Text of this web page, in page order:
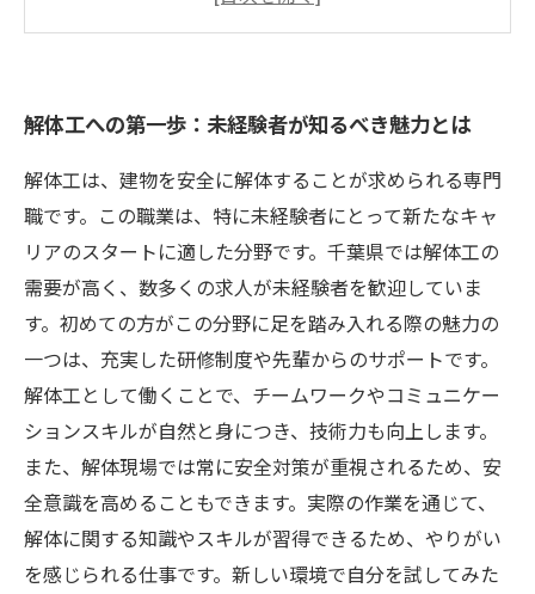
仲間と共に成長する現場：解体工のチームワー
スキル
未経験からプロへ：解体工としてのキャリアパ
スを考える
解体の世界へ飛び込もう：あなたの挑戦が待っ
ている！
解体工への第一歩：未経験者が知るべき魅力とは
解体工は、建物を安全に解体することが求められる専門
職です。この職業は、特に未経験者にとって新たなキャ
リアのスタートに適した分野です。千葉県では解体工の
需要が高く、数多くの求人が未経験者を歓迎していま
す。初めての方がこの分野に足を踏み入れる際の魅力の
一つは、充実した研修制度や先輩からのサポートです。
解体工として働くことで、チームワークやコミュニケー
ションスキルが自然と身につき、技術力も向上します。
また、解体現場では常に安全対策が重視されるため、安
全意識を高めることもできます。実際の作業を通じて、
解体に関する知識やスキルが習得できるため、やりがい
を感じられる仕事です。新しい環境で自分を試してみた